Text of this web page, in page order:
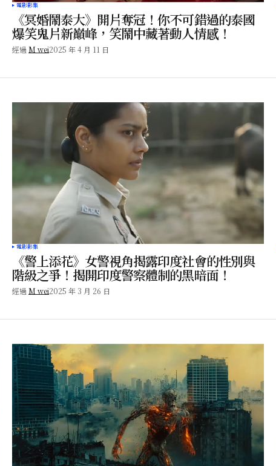
電影影集
《冥婚鬧泰大》開片奪冠！你不可錯過的泰國
爆笑鬼片新巔峰，笑鬧中藏著動人情感！
經過 M wei2025 年 4 月 11 日
電影影集
《警上添花》女警視角揭露印度社會的性別與
階級之爭！揭開印度警察體制的黑暗面！
經過 M wei2025 年 3 月 26 日